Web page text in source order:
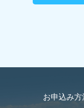
お申込み